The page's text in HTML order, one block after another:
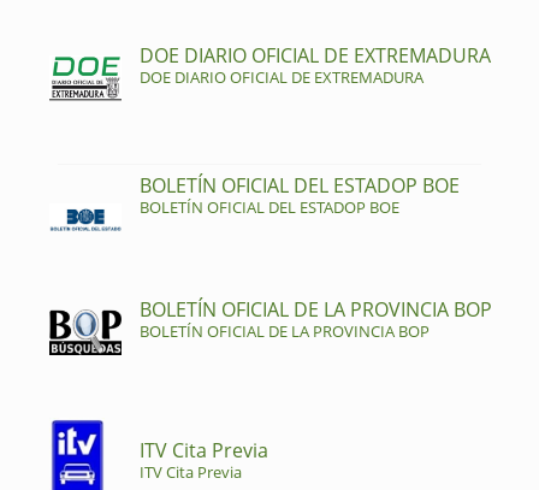
DOE DIARIO OFICIAL DE EXTREMADURA
DOE DIARIO OFICIAL DE EXTREMADURA
BOLETÍN OFICIAL DEL ESTADOP BOE
BOLETÍN OFICIAL DEL ESTADOP BOE
BOLETÍN OFICIAL DE LA PROVINCIA BOP
BOLETÍN OFICIAL DE LA PROVINCIA BOP
ITV Cita Previa
ITV Cita Previa